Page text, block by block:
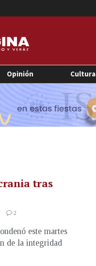
Opinión Cultura
tras
2
este martes
de la integridad